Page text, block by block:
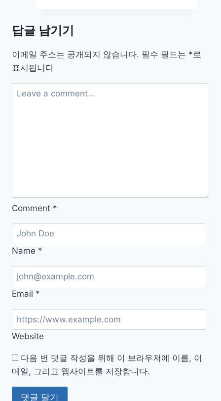
합
드
답글 남기기
이메일 주소는 공개되지 않습니다. 필수 필드는 *로
표시됩니다
Comment *
Name *
Email *
Website
다음 번 댓글 작성을 위해 이 브라우저에 이름, 이
메일, 그리고 웹사이트를 저장합니다.